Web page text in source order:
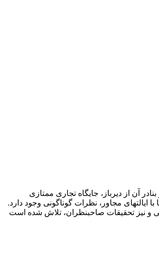
آن از دیرباز، جایگاه تجاری ممتازی
مجاور، نظرات گوناگونی وجود دارد.
و نیز تحقیقات صاحبنظران، تلاش شده است